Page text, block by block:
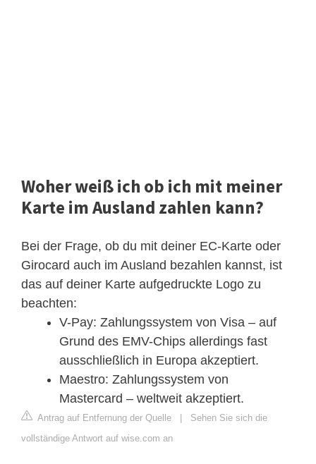
Woher weiß ich ob ich mit meiner
Karte im Ausland zahlen kann?
Bei der Frage, ob du mit deiner EC-Karte oder
Girocard auch im Ausland bezahlen kannst, ist
das auf deiner Karte aufgedruckte Logo zu
beachten:
V-Pay: Zahlungssystem von Visa – auf
Grund des EMV-Chips allerdings fast
ausschließlich in Europa akzeptiert.
Maestro: Zahlungssystem von
Mastercard – weltweit akzeptiert.
Antrag auf Entfernung der Quelle | Sehen Sie sich die
vollständige Antwort auf wise.com an